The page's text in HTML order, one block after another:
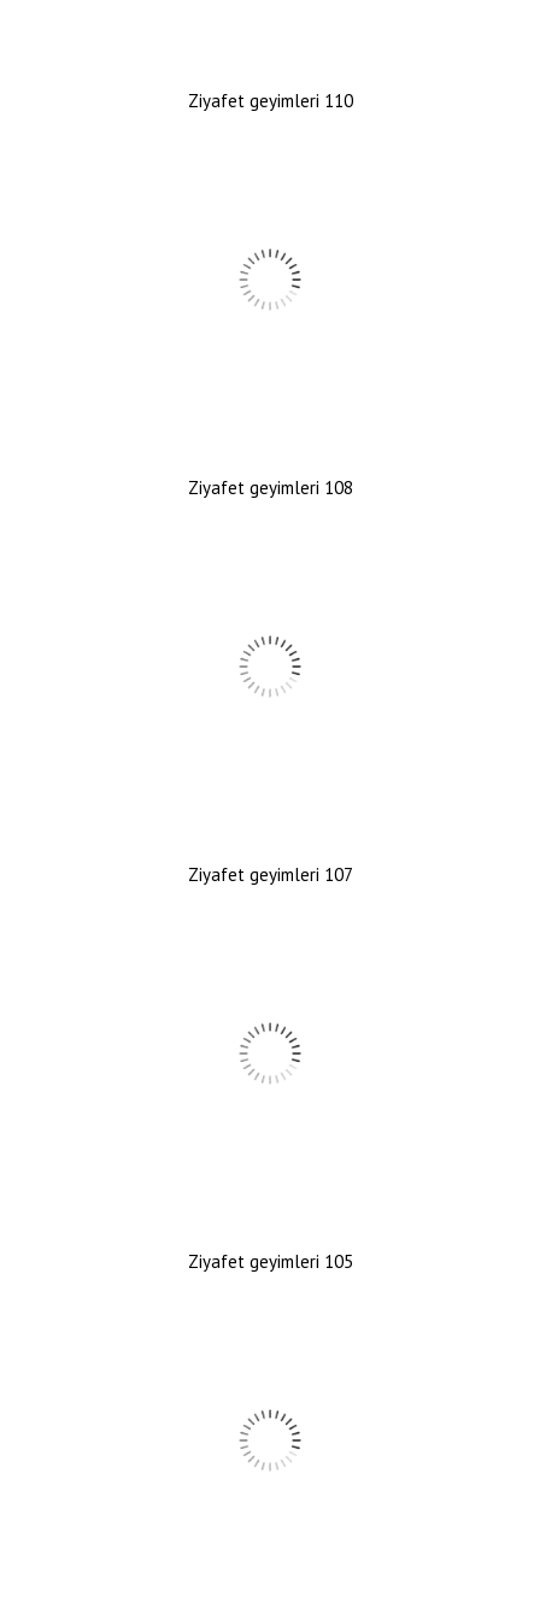
Ziyafet geyimleri 110
Ziyafet geyimleri 108
Ziyafet geyimleri 107
Ziyafet geyimleri 105